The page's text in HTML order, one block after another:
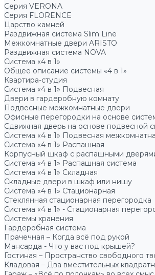
Серия VERONA
Серия FLORENCE
Царство камней
Раздвижная система Slim Line
Межкомнатные двери ARISTO
Раздвижная система NOVA
Система «4 в 1»
Общее описание системы «4 в 1»
Квартира-студия
Система «4 в 1» Подвесная
Двери в гардеробную комнату
Подвесные межкомнатные двери
Офисные перегородки на основе
Сдвижная дверь на основе подвесной
Система «4 в 1» Подвесная
Система «4 в 1» Распашная
Корпусный шкаф с распашными
Система «4 в 1» Распашная система
Система «4 в 1» Складная
Складные двери в шкаф или нишу
Система «4 в 1» Стационарная
Стеклянная стационарная перегородка
Система «4 в 1» - Стационарная
Системы хранения
Гардеробная система
Прачечная – Когда всё под рукой
Мансарда - Что у вас под крышей?
Гостиная – Пространство свободного
Кладовая – Два вместительных